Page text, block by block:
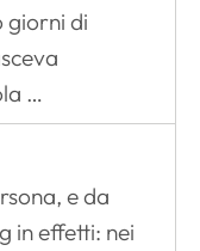
giorni di
…
e da
in effetti: nei